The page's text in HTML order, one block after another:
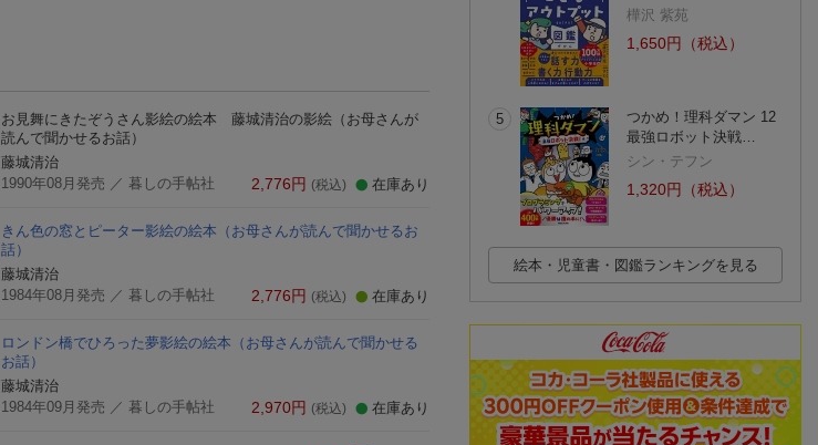
お見舞にきたぞうさん影絵の絵本 藤城清治の影絵（お母さんが
読んで聞かせるお話）
藤城清治
1990年08月発売 ／ 暮しの手帖社 2,776円 (税込) 在庫あり
きん色の窓とピーター影絵の絵本 （お母さんが読んで聞かせるお
話）
藤城清治
1984年08月発売 ／ 暮しの手帖社 2,776円 (税込) 在庫あり
ロンドン橋でひろった夢影絵の絵本 （お母さんが読んで聞かせる
お話）
藤城清治
1984年09月発売 ／ 暮しの手帖社 2,970円 (税込) 在庫あり
樺沢 紫苑
1,650円（税込）
5
つかめ！理科ダマン 12
最強ロボット決戦…
シン・テフン
1,320円（税込）
絵本・児童書・図鑑ランキングを見る